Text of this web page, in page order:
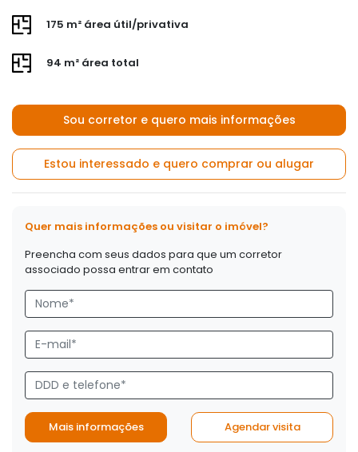
175 m² área útil/privativa
94 m² área total
Sou corretor e quero mais informações
Estou interessado e quero comprar ou alugar
Quer mais informações ou visitar o imóvel?
Preencha com seus dados para que um corretor
associado possa entrar em contato
Mais informações Agendar visita